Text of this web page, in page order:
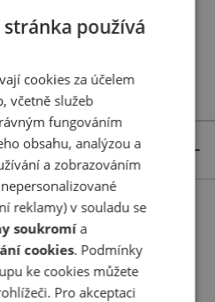
používá
cookies za účelem
včetně služeb
fungováním
obsahu, analýzou a
a zobrazováním
reklamy) v souladu se
soukromía
cookies. Podmínky
ke cookies můžete
Pro akceptaci